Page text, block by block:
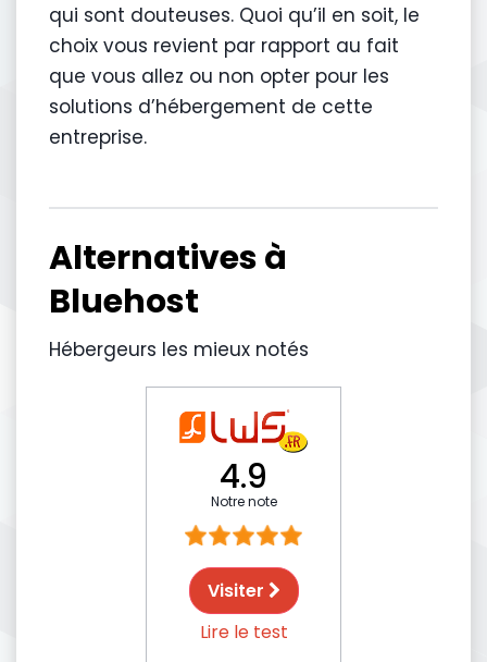
qui sont douteuses. Quoi qu’il en soit, le
choix vous revient par rapport au fait
que vous allez ou non opter pour les
solutions d’hébergement de cette
entreprise.
Alternatives à
Bluehost
Hébergeurs les mieux notés
4.9
Notre note
Visiter
Lire le test